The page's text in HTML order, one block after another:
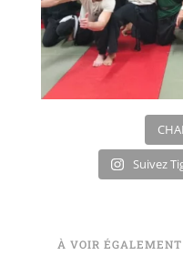
Suivez
À VOIR